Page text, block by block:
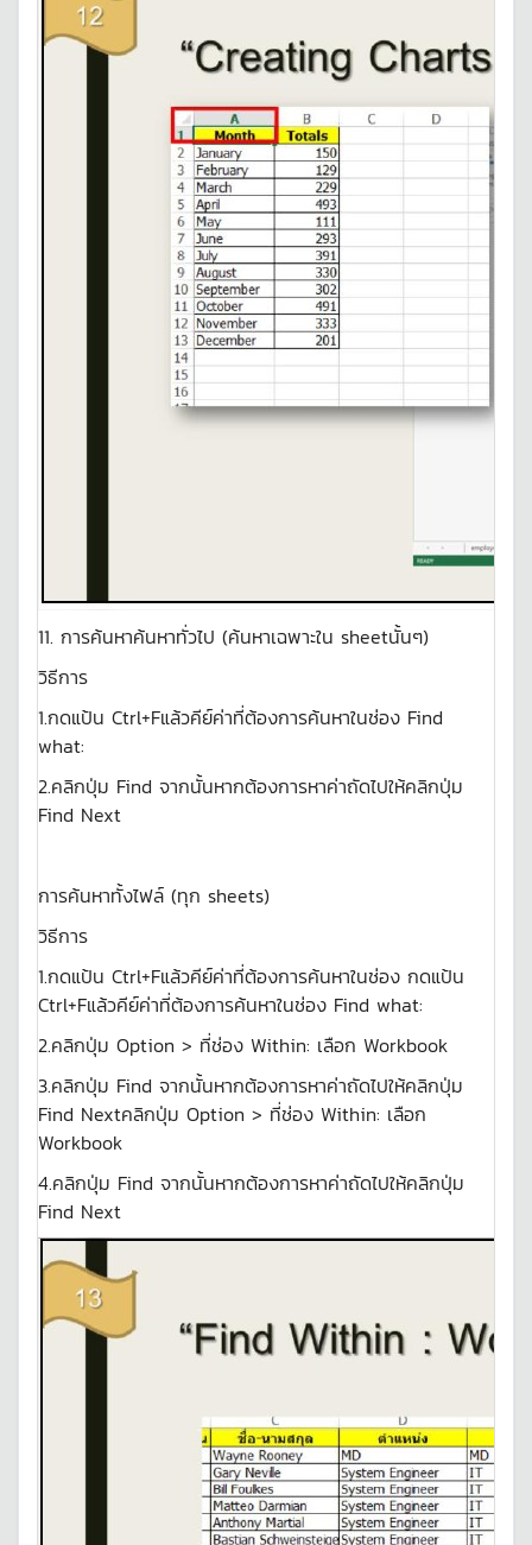
11. การค้นหาค้นหาทั่วไป (ค้นหาเฉพาะใน sheetนั้นๆ)
วิธีการ
1.กดแป้น Ctrl+Fแล้วคีย์ค่าที่ต้องการค้นหาในช่อง Find
what:
2.คลิกปุ่ม Find จากนั้นหากต้องการหาค่าถัดไปให้คลิกปุ่ม
Find Next
การค้นหาทั้งไฟล์ (ทุก sheets)
วิธีการ
1.กดแป้น Ctrl+Fแล้วคีย์ค่าที่ต้องการค้นหาในช่อง กดแป้น
Ctrl+Fแล้วคีย์ค่าที่ต้องการค้นหาในช่อง Find what:
2.คลิกปุ่ม Option > ที่ช่อง Within: เลือก Workbook
3.คลิกปุ่ม Find จากนั้นหากต้องการหาค่าถัดไปให้คลิกปุ่ม
Find Nextคลิกปุ่ม Option > ที่ช่อง Within: เลือก
Workbook
4.คลิกปุ่ม Find จากนั้นหากต้องการหาค่าถัดไปให้คลิกปุ่ม
Find Next